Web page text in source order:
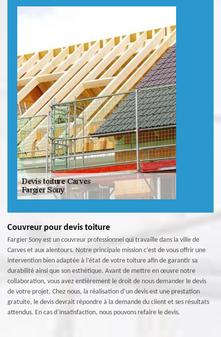
Couvreur pour devis toiture
Fargier Sony est un couvreur professionnel qui travaille dans la ville de
Carves et aux alentours. Notre principale mission c’est de vous offrir une
intervention bien adaptée à l’état de votre toiture afin de garantir sa
durabilité ainsi que son esthétique. Avant de mettre en œuvre notre
collaboration, vous avez entièrement le droit de nous demander le devis
de votre projet. Chez nous, la réalisation d’un devis est une prestation
gratuite, le devis devrait répondre à la demande du client et ses résultats
attendus. En cas d’insatisfaction, nous pouvons refaire le devis.